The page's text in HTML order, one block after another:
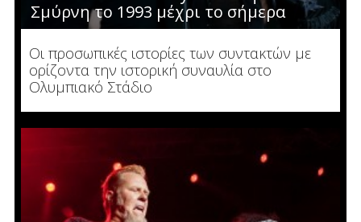
Σμύρνη το 1993 μέχρι το σήμερα
Οι προσωπικές ιστορίες των συντακτών με
ορίζοντα την ιστορική συναυλία στο
Ολυμπιακό Στάδιο